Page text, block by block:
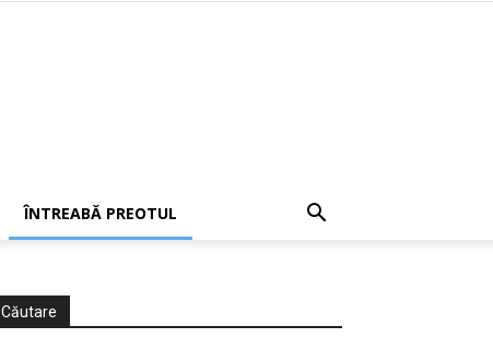
ÎNTREABĂ PREOTUL
Căutare